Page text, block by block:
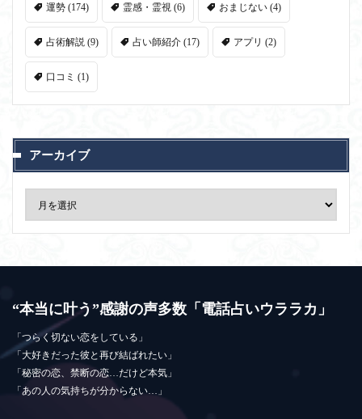
運勢 (174) 霊感・霊視 (6) おまじない (4)
占術解説 (9) 占い師紹介 (17) アプリ (2)
口コミ (1)
アーカイブ
“本当に叶う”感謝の声多数「電話占いウララカ」
「つらく切ない恋をしている」
「大好きだった彼と再び結ばれたい」
「秘密の恋、禁断の恋…だけど本気」
「あの人の気持ちが分からない…」